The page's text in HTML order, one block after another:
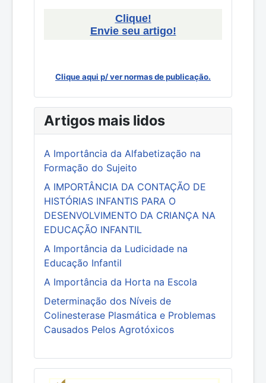
Clique!
Envie seu artigo!
Clique aqui p/ ver normas de publicação.
Artigos mais lidos
A Importância da Alfabetização na
Formação do Sujeito
A IMPORTÂNCIA DA CONTAÇÃO DE
HISTÓRIAS INFANTIS PARA O
DESENVOLVIMENTO DA CRIANÇA NA
EDUCAÇÃO INFANTIL
A Importância da Ludicidade na
Educação Infantil
A Importância da Horta na Escola
Determinação dos Níveis de
Colinesterase Plasmática e Problemas
Causados Pelos Agrotóxicos